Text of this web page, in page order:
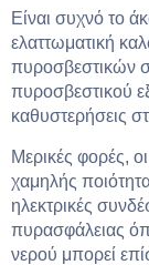
Είναι συχνό το
ελαττωματική
πυροσβεστικών
πυροσβεστικού
καθυστερήσεις
Μερικές φορές,
χαμηλής
ηλεκτρικές
πυρασφάλειας
νερού μπορεί